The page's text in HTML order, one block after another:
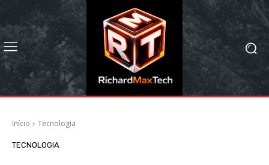
Início Tecnologia
TECNOLOGIA